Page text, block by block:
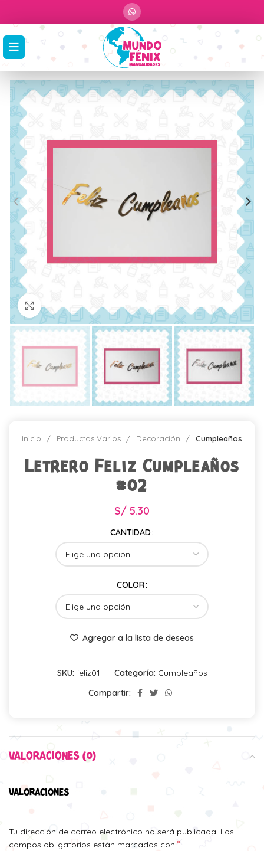
Click para agrandar
Inicio Productos Varios Decoración Cumpleaños
Letrero Feliz Cumpleaños
#02
S/ 5.30
CANTIDAD
COLOR
Agregar a la lista de deseos
SKU: feliz01 Categoría: Cumpleaños
Compartir:
VALORACIONES (0)
VALORACIONES
Tu dirección de correo electrónico no será publicada. Los
campos obligatorios están marcados con *